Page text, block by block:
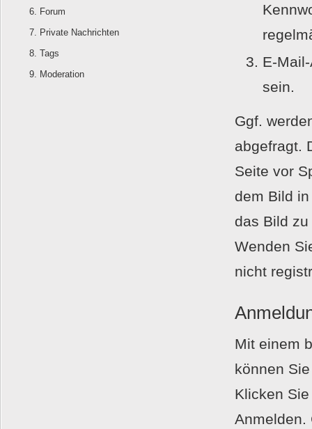
Forum
Private Nachrichten
Tags
Moderation
E-
sein.
Ggf.
abgefragt.
Seite vor
dem Bild
das Bild
Wenden
nicht
Mit einem
können
Klicken
Anmelden.